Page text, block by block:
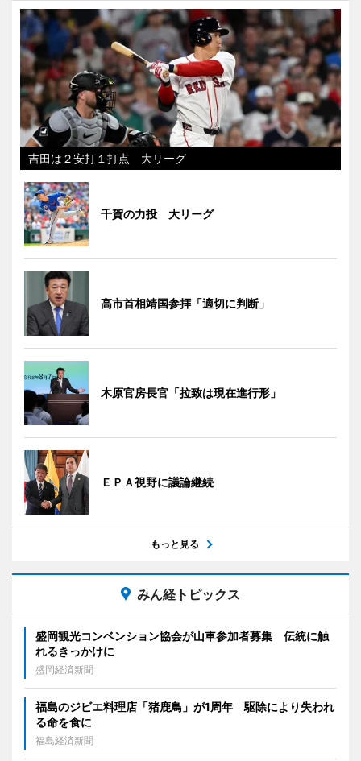
吉田は２安打１打点 大リーグ
千賀の力投 大リーグ
高市首相靖国参拝「適切に判断」
木原官房長官「拉致は現在進行形」
ＥＰＡ視野に議論継続
もっと見る
みん経トピックス
盛岡観光コンベンション協会が山車参加者募集 伝統に触
れるきっかけに
盛岡経済新聞
福島のジビエ料理店「猪鹿鳥」が1周年 駆除により失われ
る命を食に
福島経済新聞